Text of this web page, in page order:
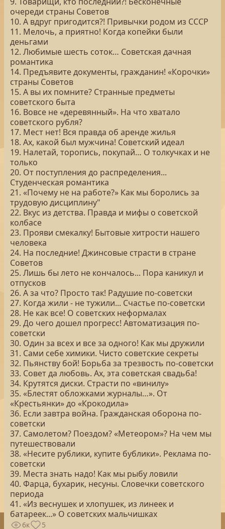
очереди страны Советов
10. А вдруг пригодится?! Привычки родом из СССР
11. Мелочь, а приятно! Когда копейки были
деньгами
12. Любимые шесть соток… Советская дачная
романтика
14. Предъявите документы, гражданин! «Корочки»
страны Советов
15. А вы их помните? Странные предметы
советского быта
16. Вовсе не «деревянный». На что хватало
советского рубля?
17. Мест нет! Вся правда об аренде жилья
18. Ах, какой был мужчина! Советский идеал
19. Налетай, торопись, покупай… О толкучках и не
только
20. От поступления до распределения...
Студенческая романтика
21. «Почему не на работе?» Как мы боролись за
трудовую дисциплину"
22. Вкус из детства. Правда и мифы о советской
колбасе
23. Прояви смекалку! Бытовые хитрости нашего
человека
24. На последние! Джинсовые страсти в стране
Советов
25. Лишь бы лето не кончалось... Пора каникул и
отпусков
26. А за что? Просто так! Радушие по-советски
27. Когда жили - не тужили... Счастье по-советски
28. Не как все! О советских неформалах
29. До чего дошел прогресс! Автоматизация по-
советски
30. Один за всех и все за одного! Как мы дружили
31. Сами себе химики. Чисто советские секреты
32. Пьянству бой! Борьба за трезвость по-советски
33. Совет да любовь. Ах, эта советская свадьба!
34. Крутятся диски. Страсти по «винилу»
35. «Блестят обложками журналы…». От
«Крестьянки» до «Крокодила»
36. Если завтра война. Гражданская оборона по-
советски
37. Самолетом? Поездом? «Метеором»? На чем мы
путешествовали
38. «Несите рублики, купите бублики». Реклама по-
советски
39. Места знать надо! Как мы рыбу ловили
40. Фарца, бухарик, несуны. Словечки советского
периода
41. «Из веснушек и хлопушек, из линеек и
батареек...» О советских мальчишках
6к 5